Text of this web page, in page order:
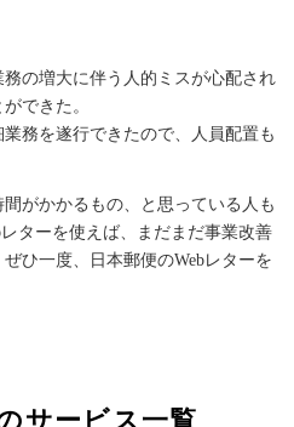
務の増大に伴う人的ミスが心配され
できた。
務を遂行できたので、人員配置も
がかかるもの、と思っている人も
ターを使えば、まだまだ事業改善
ひ一度、日本郵便のWebレターを
サービス一覧